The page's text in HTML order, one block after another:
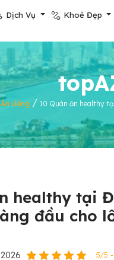
Dịch Vụ Khoẻ Đẹp
Uống / 10 Quán ăn healthy
healthy tại
đầu cho
5/5